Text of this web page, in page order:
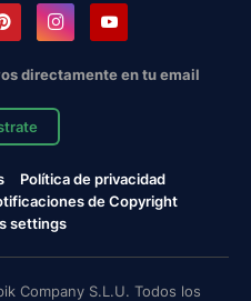
directamente en tu email
Política de privacidad
de Copyright
settings
Company S.L.U. Todos los